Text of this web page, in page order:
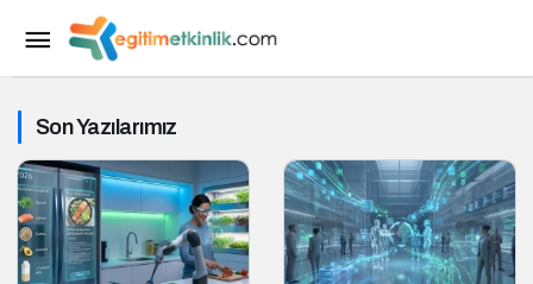
Son Yazılarımız